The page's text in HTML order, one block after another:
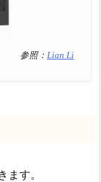
参照： Lian Li
ます。